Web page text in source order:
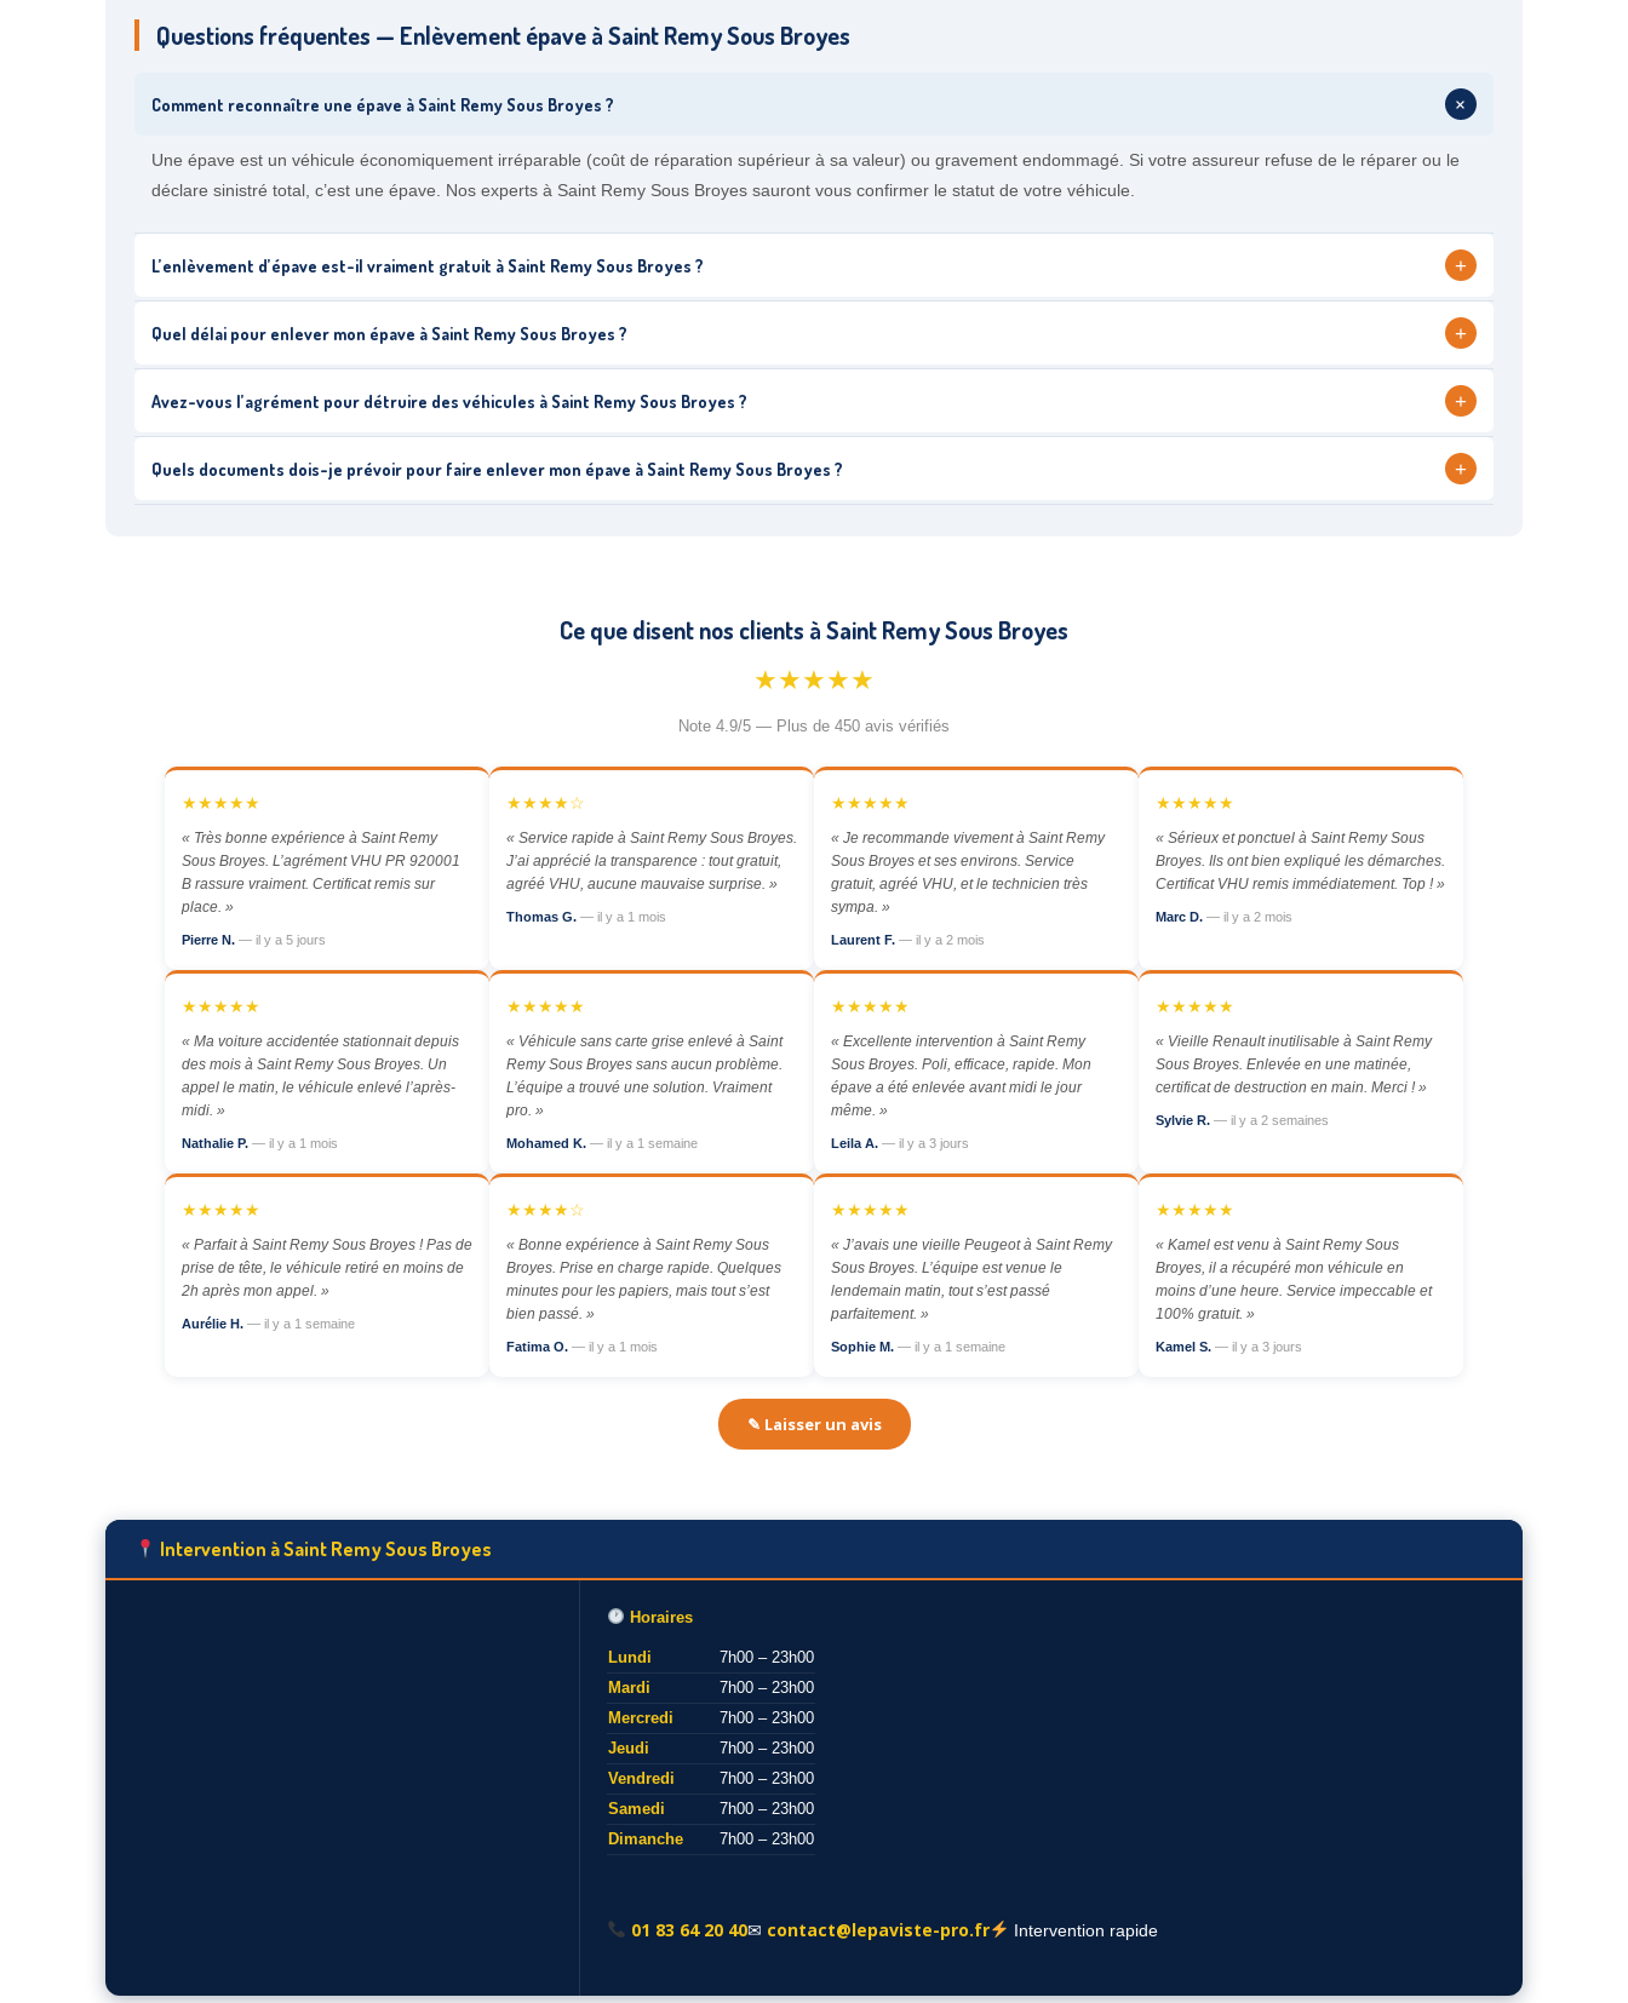
Questions fréquentes — Enlèvement épave à Saint Remy Sous Broyes
Comment reconnaître une épave à Saint Remy Sous Broyes ? +
Une épave est un véhicule économiquement irréparable (coût de réparation supérieur à sa valeur) ou gravement endommagé. Si votre assureur refuse de le réparer ou le
déclare sinistré total, c’est une épave. Nos experts à Saint Remy Sous Broyes sauront vous confirmer le statut de votre véhicule.
L’enlèvement d’épave est-il vraiment gratuit à Saint Remy Sous Broyes ? +
Quel délai pour enlever mon épave à Saint Remy Sous Broyes ? +
Avez-vous l’agrément pour détruire des véhicules à Saint Remy Sous Broyes ? +
Quels documents dois-je prévoir pour faire enlever mon épave à Saint Remy Sous Broyes ? +
Ce que disent nos clients à Saint Remy Sous Broyes
★★★★★
Note 4.9/5 — Plus de 450 avis vérifiés
★★★★★
« Très bonne expérience à Saint Remy
Sous Broyes. L’agrément VHU PR 920001
B rassure vraiment. Certificat remis sur
place. »
Pierre N. — il y a 5 jours
★★★★☆
« Service rapide à Saint Remy Sous Broyes.
J’ai apprécié la transparence : tout gratuit,
agréé VHU, aucune mauvaise surprise. »
Thomas G. — il y a 1 mois
★★★★★
« Je recommande vivement à Saint Remy
Sous Broyes et ses environs. Service
gratuit, agréé VHU, et le technicien très
sympa. »
Laurent F. — il y a 2 mois
★★★★★
« Sérieux et ponctuel à Saint Remy Sous
Broyes. Ils ont bien expliqué les démarches.
Certificat VHU remis immédiatement. Top ! »
Marc D. — il y a 2 mois
★★★★★
« Ma voiture accidentée stationnait depuis
des mois à Saint Remy Sous Broyes. Un
appel le matin, le véhicule enlevé l’après-
midi. »
Nathalie P. — il y a 1 mois
★★★★★
« Véhicule sans carte grise enlevé à Saint
Remy Sous Broyes sans aucun problème.
L’équipe a trouvé une solution. Vraiment
pro. »
Mohamed K. — il y a 1 semaine
★★★★★
« Excellente intervention à Saint Remy
Sous Broyes. Poli, efficace, rapide. Mon
épave a été enlevée avant midi le jour
même. »
Leila A. — il y a 3 jours
★★★★★
« Vieille Renault inutilisable à Saint Remy
Sous Broyes. Enlevée en une matinée,
certificat de destruction en main. Merci ! »
Sylvie R. — il y a 2 semaines
★★★★★
« Parfait à Saint Remy Sous Broyes ! Pas de
prise de tête, le véhicule retiré en moins de
2h après mon appel. »
Aurélie H. — il y a 1 semaine
★★★★☆
« Bonne expérience à Saint Remy Sous
Broyes. Prise en charge rapide. Quelques
minutes pour les papiers, mais tout s’est
bien passé. »
Fatima O. — il y a 1 mois
★★★★★
« J’avais une vieille Peugeot à Saint Remy
Sous Broyes. L’équipe est venue le
lendemain matin, tout s’est passé
parfaitement. »
Sophie M. — il y a 1 semaine
★★★★★
« Kamel est venu à Saint Remy Sous
Broyes, il a récupéré mon véhicule en
moins d’une heure. Service impeccable et
100% gratuit. »
Kamel S. — il y a 3 jours
✎ Laisser un avis
Intervention à Saint Remy Sous Broyes
Horaires
Lundi
7h00 – 23h00
Mardi
7h00 – 23h00
Mercredi
7h00 – 23h00
Jeudi
7h00 – 23h00
Vendredi
7h00 – 23h00
Samedi
7h00 – 23h00
Dimanche
7h00 – 23h00
01 83 64 20 40✉ contact@lepaviste-pro.fr Intervention rapide